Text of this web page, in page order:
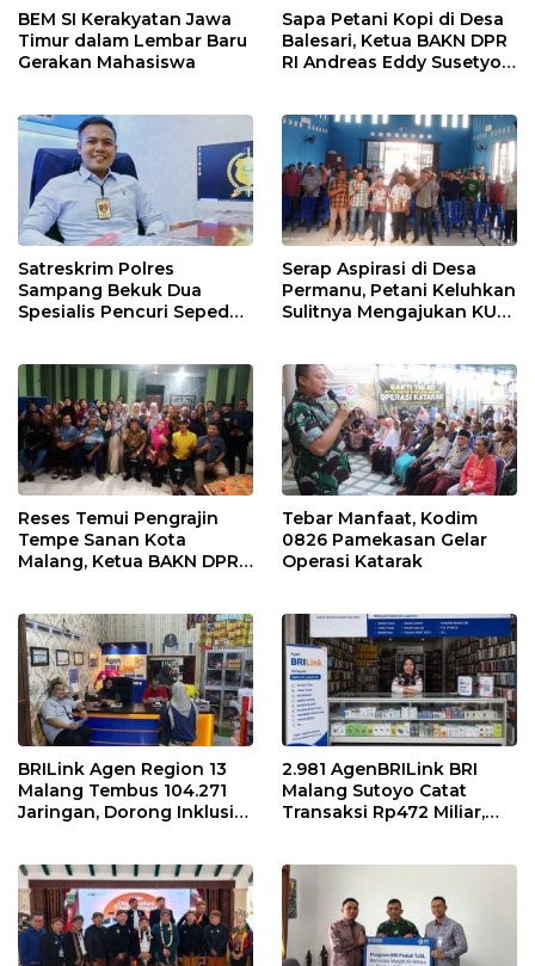
BEM SI Kerakyatan Jawa
Timur dalam Lembar Baru
Gerakan Mahasiswa
Sapa Petani Kopi di Desa
Balesari, Ketua BAKN DPR
RI Andreas Eddy Susetyo
Sepanjang 1,5 Kilometer
Satreskrim Polres
Sampang Bekuk Dua
Spesialis Pencuri Sepeda
Serap Aspirasi di Desa
Permanu, Petani Keluhkan
Sulitnya Mengajukan KUR
Andreas Eddy Susetyo
Reses Temui Pengrajin
Tempe Sanan Kota
Malang, Ketua BAKN DPR
Bahan Baku Utama
Kedelai
Tebar Manfaat, Kodim
0826 Pamekasan Gelar
Operasi Katarak
BRILink Agen Region 13
Malang Tembus 104.271
Jaringan, Dorong Inklusi
2.981 AgenBRILink BRI
Malang Sutoyo Catat
Transaksi Rp472 Miliar,
Masyarakat